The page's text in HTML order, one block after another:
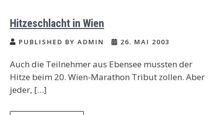
Hitzeschlacht in Wien
PUBLISHED BY ADMIN 26. MAI 2003
Auch die Teilnehmer aus Ebensee mussten der
Hitze beim 20. Wien-Marathon Tribut zollen. Aber
jeder, […]